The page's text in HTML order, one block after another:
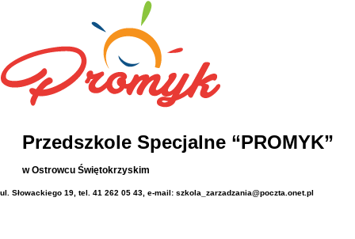
Przedszkole Specjalne “PROMYK”
w Ostrowcu Świętokrzyskim
ul. Słowackiego 19, tel. 41 262 05 43, e-mail: szkola_zarzadzania@poczta.onet.pl